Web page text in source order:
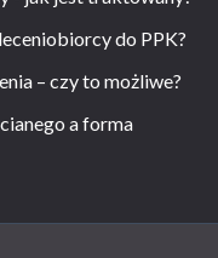
do PPK?
– czy to możliwe?
a forma